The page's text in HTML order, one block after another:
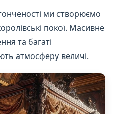
ми створюємо
покої. Масивне
та багаті
атмосферу величі.